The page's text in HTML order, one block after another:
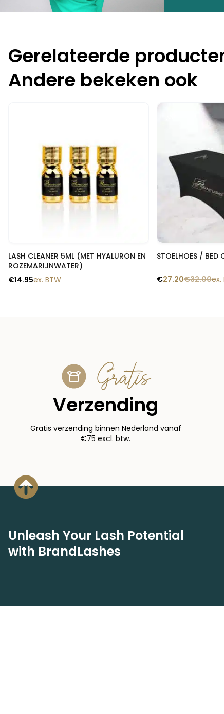
Gerelateerde
Andere bekeken ook
Snelle blik
LASH CLEANER 5ML (MET HYALURON EN
ROZEMARIJNWATER)
€14.95ex. BTW
STOELHOES / BED
€32.00
€27.20 ex.
Gratis
Verzending
Gratis verzending binnen Nederland vanaf
€75 excl. btw.
Unleash Your Lash Potential
with BrandLashes